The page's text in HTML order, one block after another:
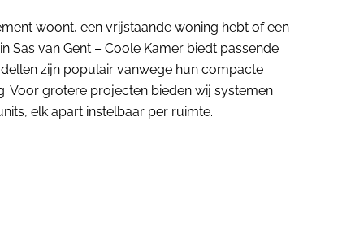
woont, een vrijstaande woning hebt of een
Sas van Gent – Coole Kamer biedt passende
zijn populair vanwege hun compacte
Voor grotere projecten bieden wij systemen
elk apart instelbaar per ruimte.